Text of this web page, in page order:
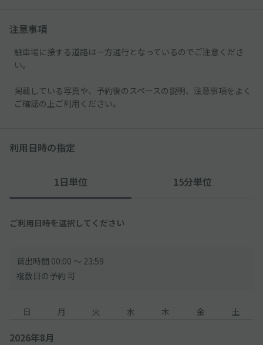
注意事項
駐車場に接する道路は一方通行となっているのでご注意くださ
い。
掲載している写真や、予約後のスペースの説明、注意事項をよく
ご確認の上ご利用ください。
利用日時の指定
1日単位 15分単位
ご利用日時を選択してください
貸出時間 00:00 〜 23:59
複数日の予約 可
日 月 火 水 木 金 土
2026年8月